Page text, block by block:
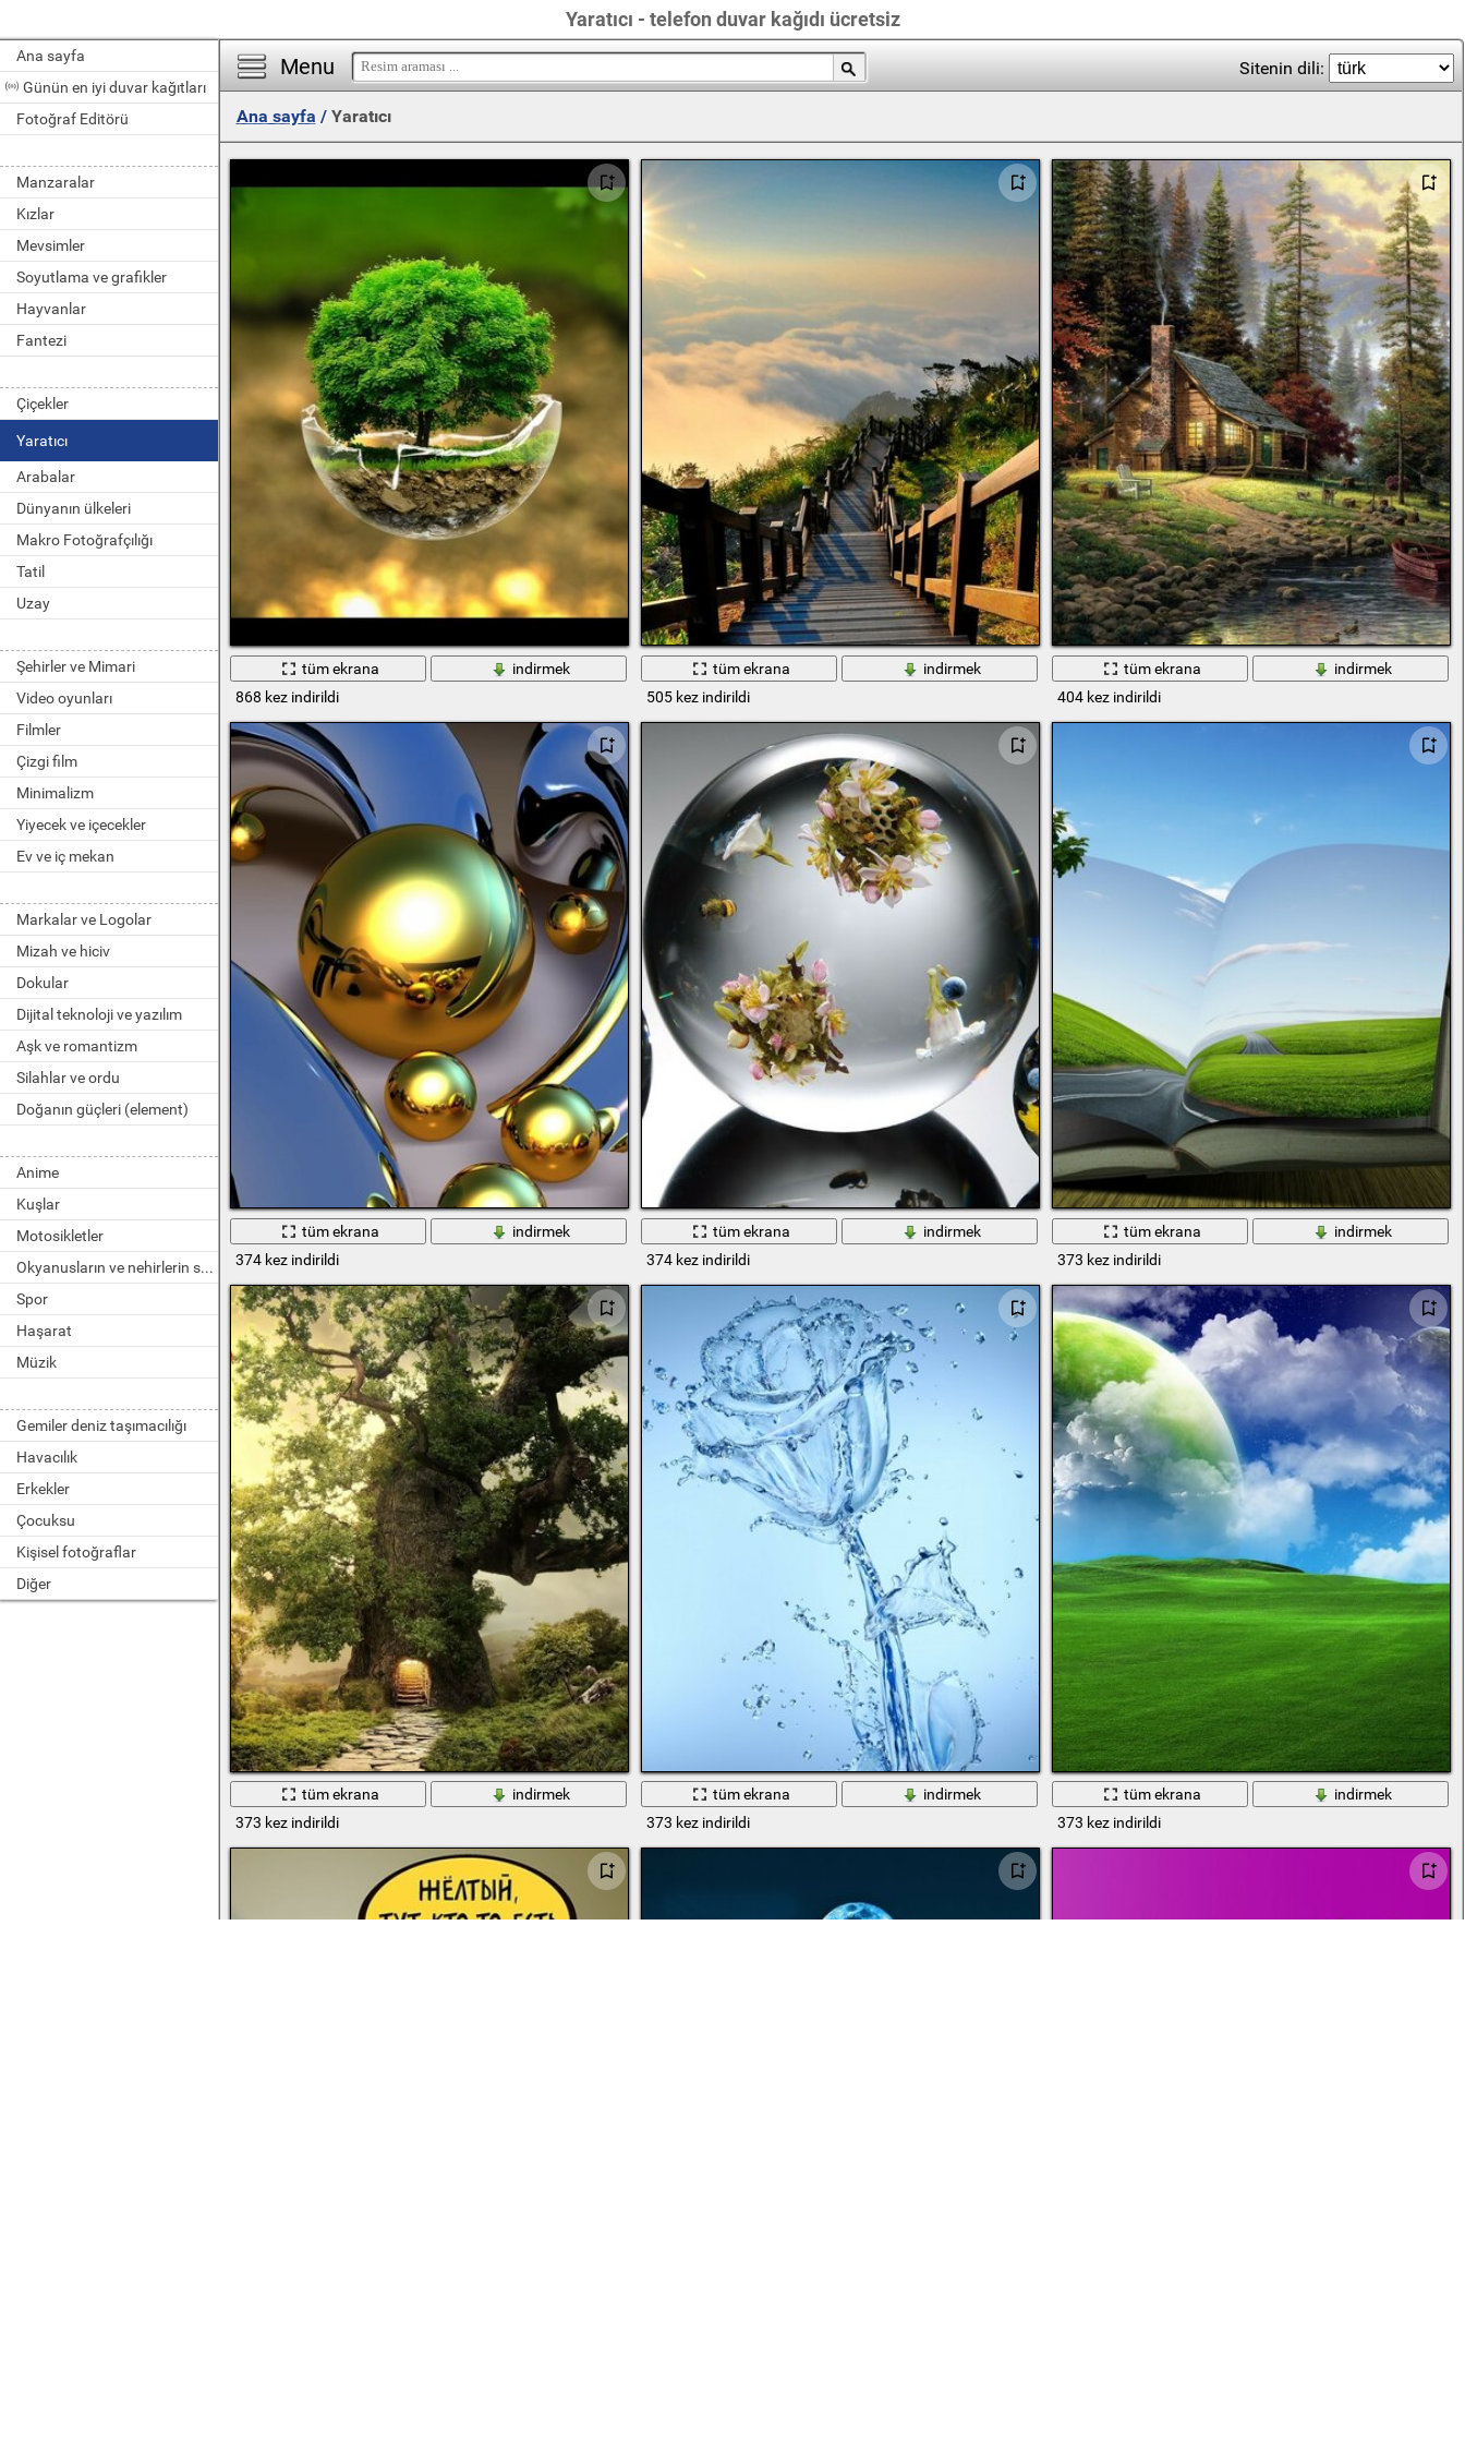
Yaratıcı - telefon duvar kağıdı ücretsiz
Ana sayfa
Günün en iyi duvar kağıtları
Fotoğraf Editörü
Manzaralar
Kızlar
Mevsimler
Soyutlama ve grafikler
Hayvanlar
Fantezi
Çiçekler
Yaratıcı
Arabalar
Dünyanın ülkeleri
Makro Fotoğrafçılığı
Tatil
Uzay
Şehirler ve Mimari
Video oyunları
Filmler
Çizgi film
Minimalizm
Yiyecek ve içecekler
Ev ve iç mekan
Markalar ve Logolar
Mizah ve hiciv
Dokular
Dijital teknoloji ve yazılım
Aşk ve romantizm
Silahlar ve ordu
Doğanın güçleri (element)
Anime
Kuşlar
Motosikletler
Okyanusların ve nehirlerin sakinleri
Spor
Haşarat
Müzik
Gemiler deniz taşımacılığı
Havacılık
Erkekler
Çocuksu
Kişisel fotoğraflar
Diğer
Menu Sitenin dili:
Ana sayfa / Yaratıcı
tüm ekrana
indirmek
868 kez indirildi
tüm ekrana
indirmek
505 kez indirildi
tüm ekrana
indirmek
404 kez indirildi
tüm ekrana
indirmek
374 kez indirildi
tüm ekrana
indirmek
374 kez indirildi
tüm ekrana
indirmek
373 kez indirildi
tüm ekrana
indirmek
373 kez indirildi
tüm ekrana
indirmek
373 kez indirildi
tüm ekrana
indirmek
373 kez indirildi